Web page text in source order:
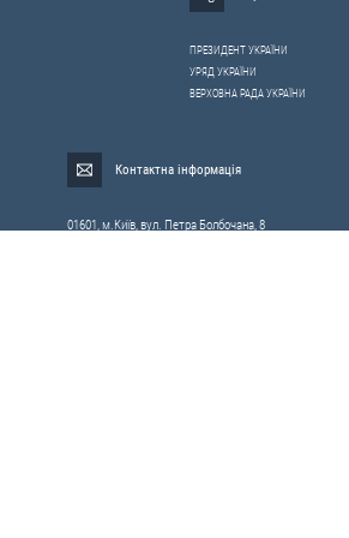
ПРЕЗИДЕНТ УКРАЇНИ
УРЯД УКРАЇНИ
ВЕРХОВНА РАДА УКРАЇНИ
Контактна інформація
01601, м.Київ, вул. Петра Болбочана, 8